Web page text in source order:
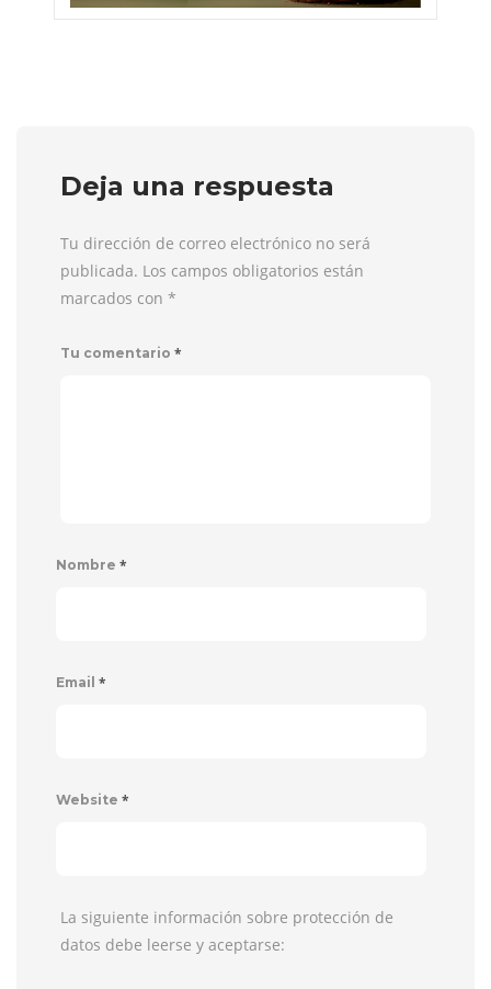
Deja una respuesta
Tu dirección de correo electrónico no será
publicada. Los campos obligatorios están
marcados con *
Tu comentario *
Nombre *
Email *
Website *
La siguiente información sobre protección de
datos debe leerse y aceptarse: